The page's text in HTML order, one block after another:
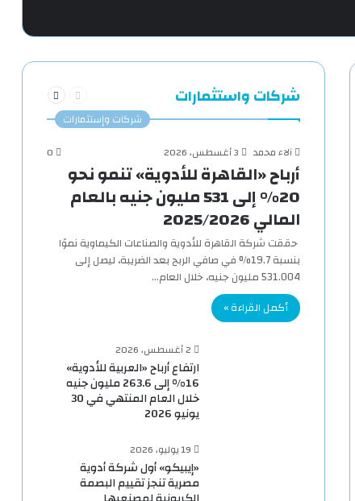
شركات واستثمارات
الصفحة
شركات وإستثمارات
آلاء محمد
3 أغسطس، 2026 0
أرباح «القاهرة للأدوية» تنمو نحو
20% إلى 531 مليون جنيه بالعام
المالي 2025/2026
حققت شركة القاهرة للأدوية والصناعات الكيماوية نموًا
بنسبة 19.7% في صافي الربح بعد الضريبة، ليصل إلى
531.004 مليون جنيه، خلال العام…
أكمل القراءة »
2 أغسطس، 2026
ارتفاع أرباح «العربية للأدوية»
16% إلى 263.6 مليون جنيه
خلال العام المنتهي في 30
يونيو 2026
19 يوليو، 2026
«إيبيكو» أول شركة أدوية
مصرية تنجز تقييم البصمة